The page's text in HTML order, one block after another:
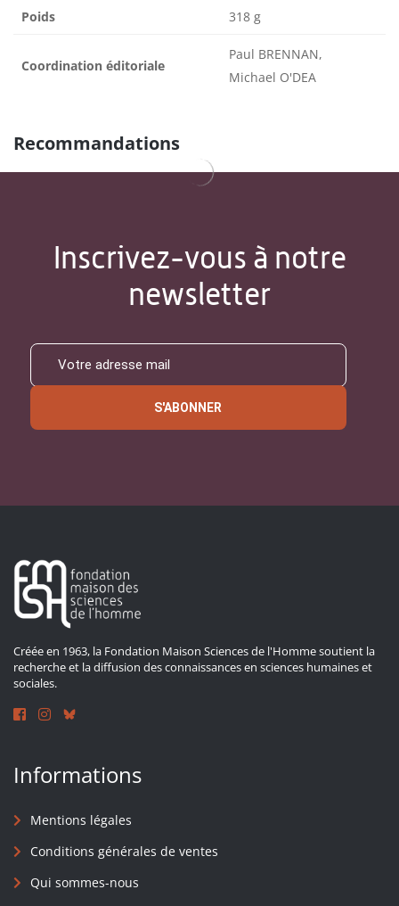
Poids 318 g
Coordination éditoriale
Paul BRENNAN,
Michael O'DEA
Recommandations
Inscrivez-vous à notre
newsletter
S'ABONNER
Créée en 1963, la Fondation Maison Sciences de l'Homme soutient la
recherche et la diffusion des connaissances en sciences humaines et
sociales.
Informations
Mentions légales
Conditions générales de ventes
Qui sommes-nous